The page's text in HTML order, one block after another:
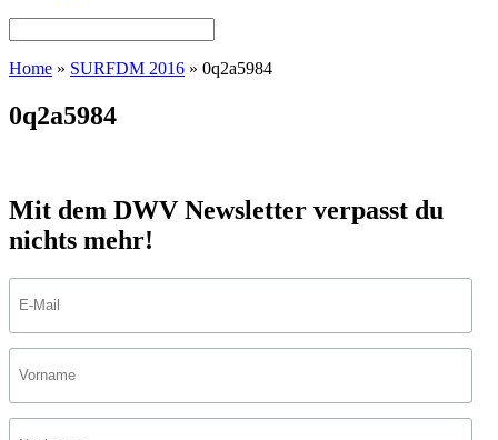
Home » SURFDM 2016 » 0q2a5984
0q2a5984
Mit dem DWV Newsletter verpasst du
nichts mehr!